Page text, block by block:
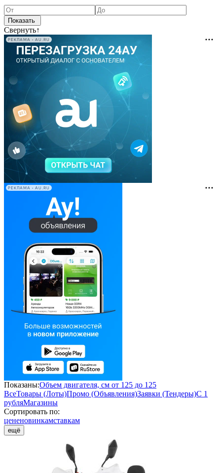
Свернуть↑
РЕКЛАМА • AU.RU
РЕКЛАМА • AU.RU
Показаны:Объем двигателя, см от 125 до 125
ВсеТовары (Лоты)Промо (Объявления)Заявки (Тендеры)С 1
рубляМагазины
Сортировать по:
цененовинкамставкам
ещё